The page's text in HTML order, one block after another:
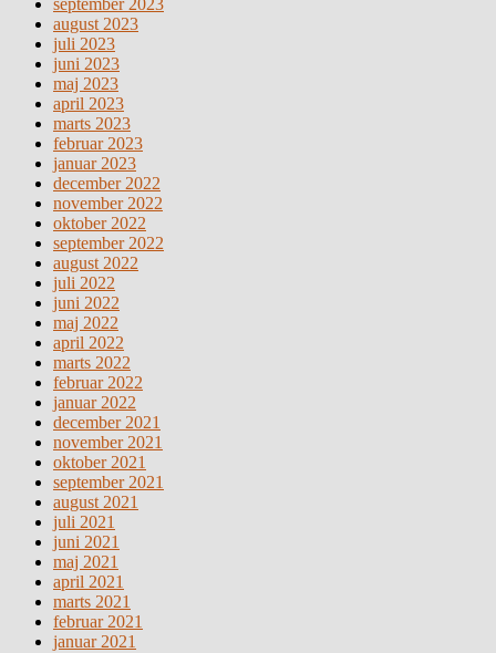
august 2023
juli 2023
juni 2023
maj 2023
april 2023
marts 2023
februar 2023
januar 2023
december 2022
november 2022
oktober 2022
september 2022
august 2022
juli 2022
juni 2022
maj 2022
april 2022
marts 2022
februar 2022
januar 2022
december 2021
november 2021
oktober 2021
september 2021
august 2021
juli 2021
juni 2021
maj 2021
april 2021
marts 2021
februar 2021
januar 2021